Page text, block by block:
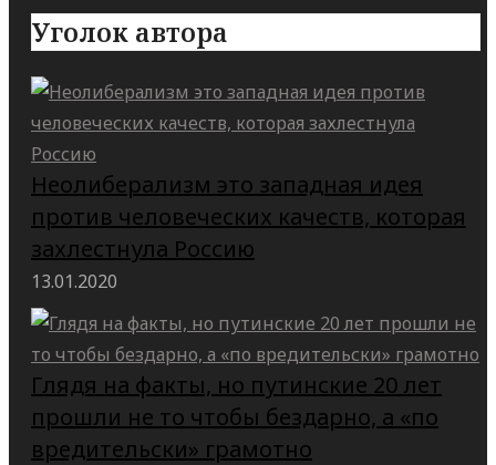
Уголок автора
Неолиберализм это западная идея
против человеческих качеств, которая
захлестнула Россию
13.01.2020
Глядя на факты, но путинские 20 лет
прошли не то чтобы бездарно, а «по
вредительски» грамотно